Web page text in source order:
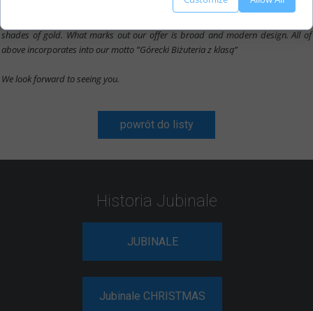
diamonds and gemstones. What is new in our offer, are make-to-order gold
shades of gold. What marks out our offer is broad and modern design. All of
above incorporates into our motto ”Górecki Biżuteria z klasą”
We look forward to seeing you.
powrót do listy
Historia Jubinale
Jubinale CHRISTMAS
JUBINALE